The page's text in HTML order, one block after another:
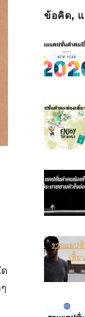
ข้อคิด,